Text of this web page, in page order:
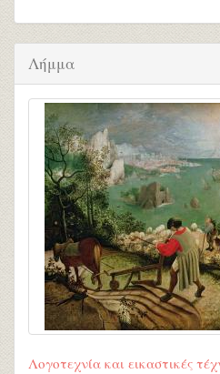
Λήμμα
Λογοτεχνία και εικαστικές